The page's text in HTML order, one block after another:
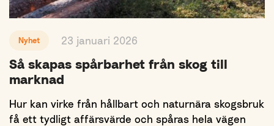
Nyhet 23 januari 2026
Så skapas spårbarhet från skog till
marknad
Hur kan virke från hållbart och naturnära skogsbruk
få ett tydligt affärsvärde och spåras hela vägen